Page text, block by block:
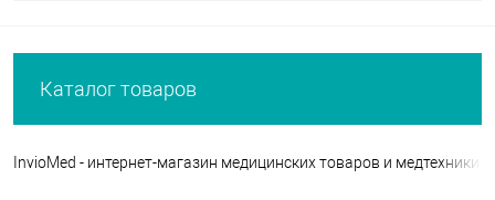
Каталог товаров
InvioMed - интернет-магазин медицинских товаров и медтехники